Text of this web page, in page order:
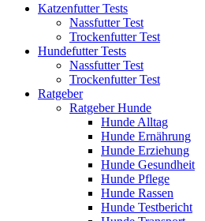
Katzenfutter Tests
Nassfutter Test
Trockenfutter Test
Hundefutter Tests
Nassfutter Test
Trockenfutter Test
Ratgeber
Ratgeber Hunde
Hunde Alltag
Hunde Ernährung
Hunde Erziehung
Hunde Gesundheit
Hunde Pflege
Hunde Rassen
Hunde Testbericht